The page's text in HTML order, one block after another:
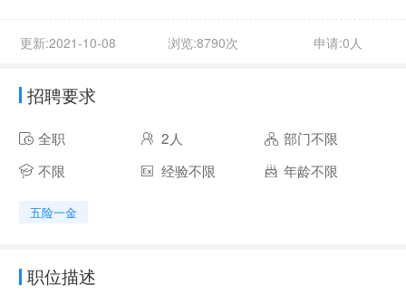
更新:2021-10-08 浏览:8790次 申请:0人
招聘要求
全职 2人
部门不限
不限
经验不限 年龄不限
五险一金
职位描述